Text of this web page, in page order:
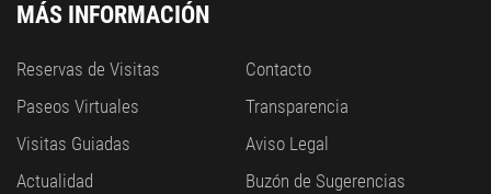
MÁS INFORMACIÓN
Reservas de Visitas
Paseos Virtuales
Visitas Guiadas
Actualidad
Contacto
Transparencia
Aviso Legal
Buzón de Sugerencias